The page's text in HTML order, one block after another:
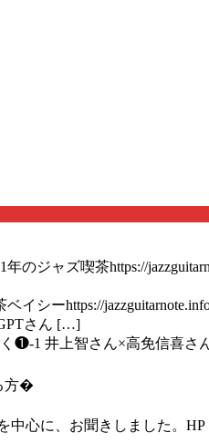
のジャズ喫茶https://
イシーhttps://
さん […]
❶-1 井上智さん×高免信喜さん
方�
中心に、お聞きしました。